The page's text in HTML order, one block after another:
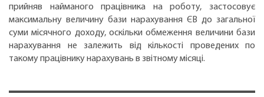
прийняв найманого працівника на роботу, застосовує
максимальну величину бази нарахування ЄВ до загальної
суми місячного доходу, оскільки обмеження величини бази
нарахування не залежить від кількості проведених по
такому працівнику нарахувань в звітному місяці.